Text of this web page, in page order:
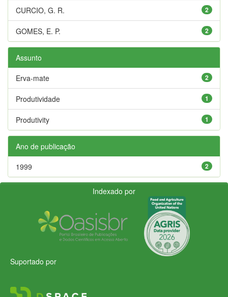
2
CURCIO, G. R.
2
GOMES, E. P.
Assunto
2
Erva-mate
1
Produtividade
1
Produtivity
Ano de publicação
2
1999
Indexado por
Suportado por